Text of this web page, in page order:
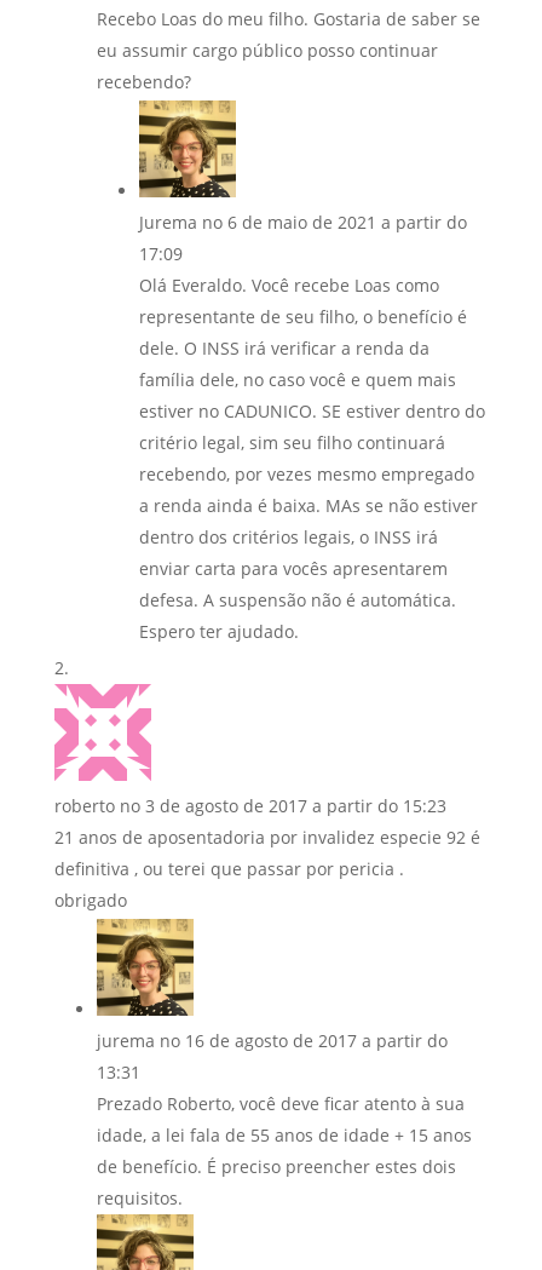
Recebo Loas do meu filho. Gostaria de saber se
eu assumir cargo público posso continuar
recebendo?
Jurema no 6 de maio de 2021 a partir do
17:09
Olá Everaldo. Você recebe Loas como
representante de seu filho, o benefício é
dele. O INSS irá verificar a renda da
família dele, no caso você e quem mais
estiver no CADUNICO. SE estiver dentro do
critério legal, sim seu filho continuará
recebendo, por vezes mesmo empregado
a renda ainda é baixa. MAs se não estiver
dentro dos critérios legais, o INSS irá
enviar carta para vocês apresentarem
defesa. A suspensão não é automática.
Espero ter ajudado.
roberto no 3 de agosto de 2017 a partir do 15:23
21 anos de aposentadoria por invalidez especie 92 é
definitiva , ou terei que passar por pericia .
obrigado
jurema no 16 de agosto de 2017 a partir do
13:31
Prezado Roberto, você deve ficar atento à sua
idade, a lei fala de 55 anos de idade + 15 anos
de benefício. É preciso preencher estes dois
requisitos.